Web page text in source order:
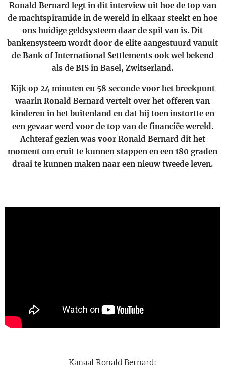
Ronald Bernard legt in dit interview uit hoe de top van
de machtspiramide in de wereld in elkaar steekt en hoe
ons huidige geldsysteem daar de spil van is. Dit
bankensysteem wordt door de elite aangestuurd vanuit
de Bank of International Settlements ook wel bekend
als de BIS in Basel, Zwitserland.
Kijk op 24 minuten en 58 seconde voor het breekpunt
waarin Ronald Bernard vertelt over het offeren van
kinderen in het buitenland en dat hij toen instortte en
een gevaar werd voor de top van de financiëe wereld.
Achteraf gezien was voor Ronald Bernard dit het
moment om eruit te kunnen stappen en een 180 graden
draai te kunnen maken naar een nieuw tweede leven.
Kanaal Ronald Bernard: